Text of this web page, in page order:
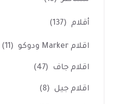
أقلام (137)
اقلام Marker ودوكو (11)
اقلام جاف (47)
اقلام جيل (8)